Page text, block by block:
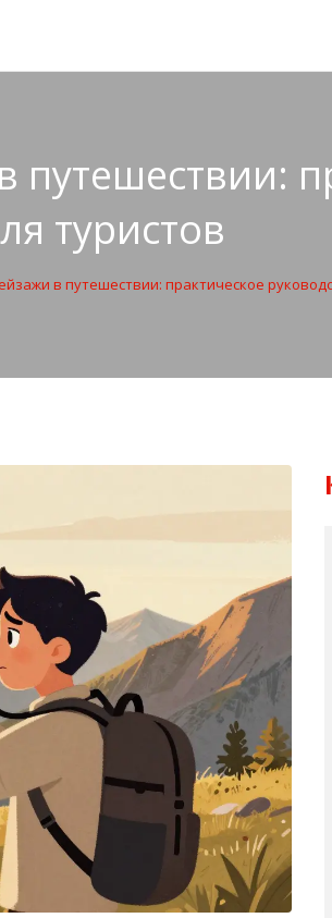
туристов
в путешествии: практическое